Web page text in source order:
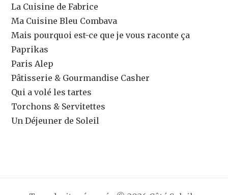
La Cuisine de Fabrice
Ma Cuisine Bleu Combava
Mais pourquoi est-ce que je vous raconte ça
Paprikas
Paris Alep
Pâtisserie & Gourmandise Casher
Qui a volé les tartes
Torchons & Servitettes
Un Déjeuner de Soleil